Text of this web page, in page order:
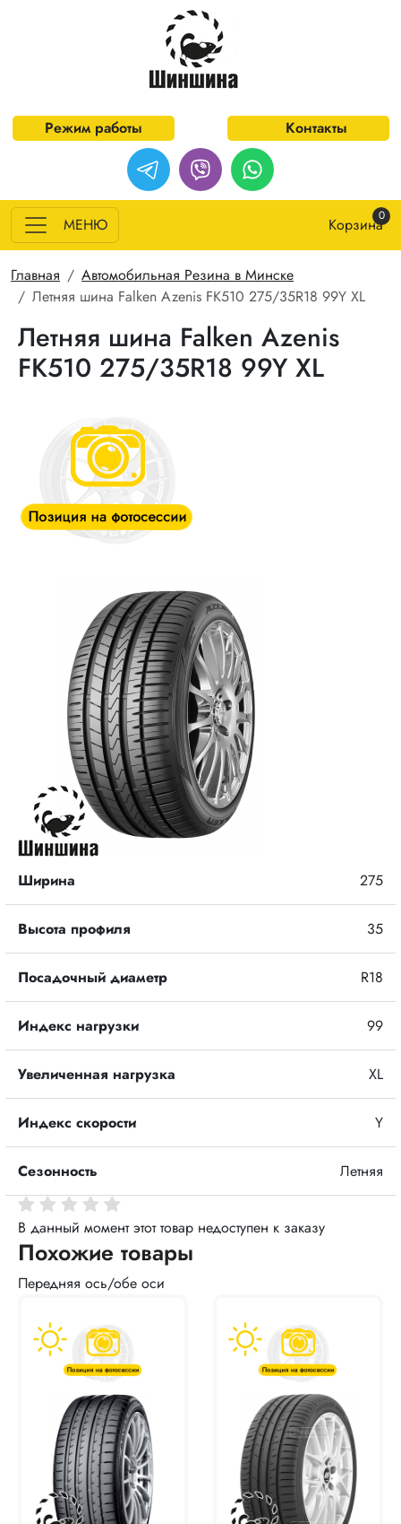
Перейти к основному содержанию
Режим работы Контакты
МЕНЮ Корзина0
Строка навигации
Главная
Автомобильная Резина в Минске
Летняя шина Falken Azenis FK510 275/35R18 99Y XL
Летняя шина Falken Azenis
FK510 275/35R18 99Y XL
Ширина 275
Высота профиля 35
Посадочный диаметр R18
Индекс нагрузки 99
Увеличенная нагрузка XL
Индекс скорости Y
Сезонность Летняя
В данный момент этот товар недоступен к заказу
Похожие товары
Передняя ось/обе оси